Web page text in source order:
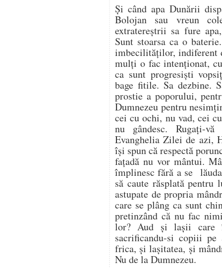
Și când apa Dunării
Bolojan sau vreun
extratereștrii sa fure
Sunt stoarsa ca o
imbecilităților, indiferent
mulți o fac intenționat,
ca sunt progresiști
bage fitile. Sa dezbine.
prostie a poporului,
Dumnezeu pentru
cei cu ochi, nu vad, cei
nu gândesc. Rugați-
Evanghelia Zilei de azi,
își spun că respectă
fațadă nu vor mântui.
împlinesc fără a se
să caute răsplată
astupate de propria
care se plâng ca sunt
pretinzând că nu fac
lor? Aud și lașii care
sacrificandu-si copiii
frica, și lașitatea, și
Nu de la Dumnezeu.